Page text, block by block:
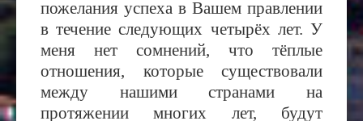
пожелания успеха в Вашем правлении
в течение следующих четырёх лет. У
меня нет сомнений, что тёплые
отношения, которые существовали
между нашими странами на
протяжении многих лет, будут